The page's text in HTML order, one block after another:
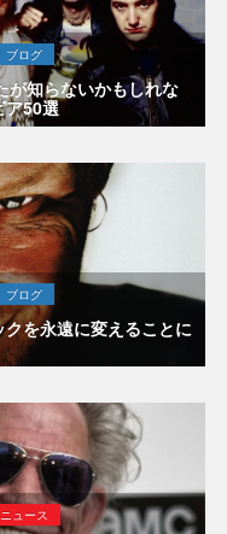
ブログ
が知らないかもしれな
ア50選
ブログ
を永遠に変えることに
ニュース